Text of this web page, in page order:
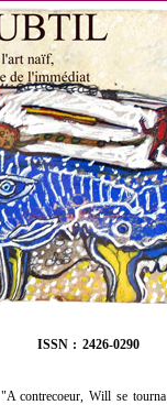
ISSN : 2426-0290
"A contrecoeur, Will se tourna